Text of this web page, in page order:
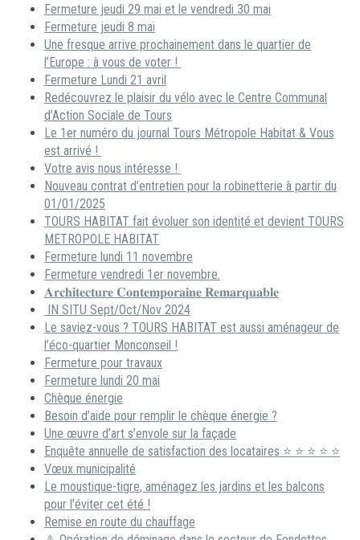
Fermeture jeudi 29 mai et le vendredi 30 mai
Fermeture jeudi 8 mai
Une fresque arrive prochainement dans le quartier de
l’Europe : à vous de voter !
Fermeture Lundi 21 avril
Redécouvrez le plaisir du vélo avec le Centre Communal
d’Action Sociale de Tours
Le 1er numéro du journal Tours Métropole Habitat & Vous
est arrivé !
Votre avis nous intéresse !
Nouveau contrat d’entretien pour la robinetterie à partir du
01/01/2025
TOURS HABITAT fait évoluer son identité et devient TOURS
METROPOLE HABITAT
Fermeture lundi 11 novembre
Fermeture vendredi 1er novembre.
𝐀𝐫𝐜𝐡𝐢𝐭𝐞𝐜𝐭𝐮𝐫𝐞 𝐂𝐨𝐧𝐭𝐞𝐦𝐩𝐨𝐫𝐚𝐢𝐧𝐞 𝐑𝐞𝐦𝐚𝐫𝐪𝐮𝐚𝐛𝐥𝐞
IN SITU Sept/Oct/Nov 2024
Le saviez-vous ? TOURS HABITAT est aussi aménageur de
l’éco-quartier Monconseil !
Fermeture pour travaux
Fermeture lundi 20 mai
Chèque énergie
Besoin d’aide pour remplir le chèque énergie ?
Une œuvre d’art s’envole sur la façade
Enquête annuelle de satisfaction des locataires ⭐ ⭐ ⭐ ⭐ ⭐
Vœux municipalité
Le moustique-tigre, aménagez les jardins et les balcons
pour l’éviter cet été !
Remise en route du chauffage